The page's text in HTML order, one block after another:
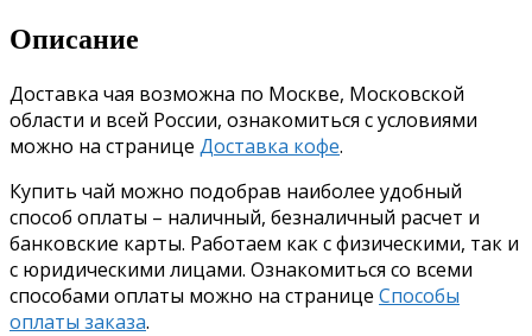
Описание
Доставка чая возможна по Москве, Московской
области и всей России, ознакомиться с условиями
можно на странице Доставка кофе.
Купить чай можно подобрав наиболее удобный
способ оплаты – наличный, безналичный расчет и
банковские карты. Работаем как с физическими, так и
с юридическими лицами. Ознакомиться со всеми
способами оплаты можно на странице Способы
оплаты заказа.